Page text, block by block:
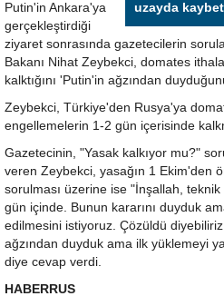
uzayda
Putin'in Ankara'ya
gerçekleştirdiği
ziyaret sonrasında gazetecilerin
Bakanı Nihat Zeybekci, domates
kalktığını 'Putin'in ağzından
Zeybekci, Türkiye'den Rusya'ya
engellemelerin 1-2 gün içerisinde
Gazetecinin, "Yasak kalkıyor mu?"
veren Zeybekci, yasağın 1 Ekim'den
sorulması üzerine ise "İnşallah,
gün içinde. Bunun kararını duyduk
edilmesini istiyoruz. Çözüldü
ağzından duyduk ama ilk yüklemeyi
diye cevap verdi.
HABERRUS